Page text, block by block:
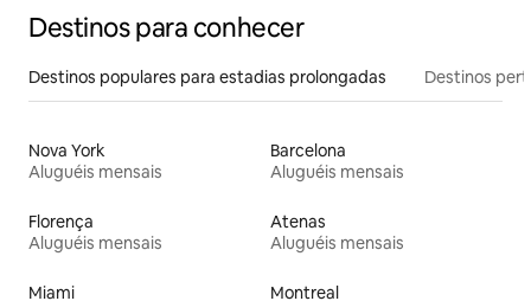
Destinos para conhecer
Destinos populares para estadias prolongadas Destinos
Nova York
Aluguéis mensais
Barcelona
Aluguéis mensais
Florença
Aluguéis mensais
Atenas
Aluguéis mensais
Miami
Montreal